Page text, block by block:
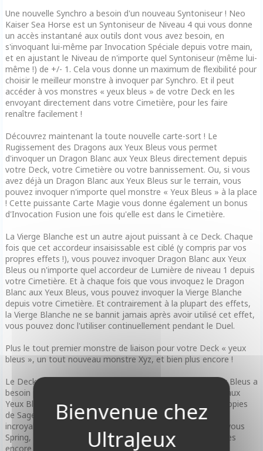
Une nouvelle Synchro a besoin d'un nouveau Syntoniseur ! Neo
Kaiser Sea Horse est un Syntoniseur de Niveau 4 qui vous donne
un accès instantané aux outils dont vous avez besoin, en
s'invoquant lui-même par Invocation Spéciale depuis votre main,
et en ajustant le Niveau de n'importe quel Syntoniseur (même lui-
même !) de +/- 1. Cela vous donne un maximum de flexibilité pour
choisir le meilleur monstre à invoquer par Synchro. Et il peut
accéder à vos monstres « yeux bleus » de votre Deck en les
envoyant directement dans votre Cimetière, pour les faire
renaître facilement !
Découvrez maintenant la toute nouvelle carte-sort ! Le
Rugissement des Dragons aux Yeux Bleus vous permet
d'invoquer un Dragon Blanc aux Yeux Bleus directement depuis
votre Deck, votre Cimetière ou votre bannissement. Ou, si vous
avez déjà un Dragon Blanc aux Yeux Bleus sur le terrain, vous
pouvez invoquer n'importe quel monstre « Yeux Bleus » à la place
! Cette puissante Carte Magie vous donne également un bonus
d'Invocation Fusion une fois qu'elle est dans le Cimetière.
La Vierge Blanche est un autre ajout puissant à ce Deck. Chaque
fois que cet accordeur insaisissable est ciblé (y compris par vos
propres effets !), vous pouvez invoquer Dragon Blanc aux Yeux
Bleus ou n'importe quel accordeur de Lumière de niveau 1 depuis
votre Cimetière. Et à chaque fois que vous invoquez le Dragon
Blanc aux Yeux Bleus, vous pouvez invoquer la Vierge Blanche
depuis votre Cimetière. Et contrairement à la plupart des effets,
la Vierge Blanche ne se bannit jamais après avoir utilisé cet effet,
vous pouvez donc l'utiliser continuellement pendant le Duel.
Plus le tout premier monstre de liaison pour votre Deck « yeux
bleus », un tout nouveau monstre Xyz, et bien plus encore !
Le Deck est rempli de cartes dont tout Duelliste aux Yeux Bleus a
besoin pour son Deck, comme le Dragon Blanc Alternatif aux
Yeux Bleus, le Dragon de Jet aux Yeux Bleus, et même 3 copies
de Sage aux Yeux Bleus ! Il contient également des cartes
incroyables comme Nibiru l'Être Primal, Ash Blossom & Joyous
Spring, Infinite Impermanence, Effect Veiler, et bien d'autres
encore !